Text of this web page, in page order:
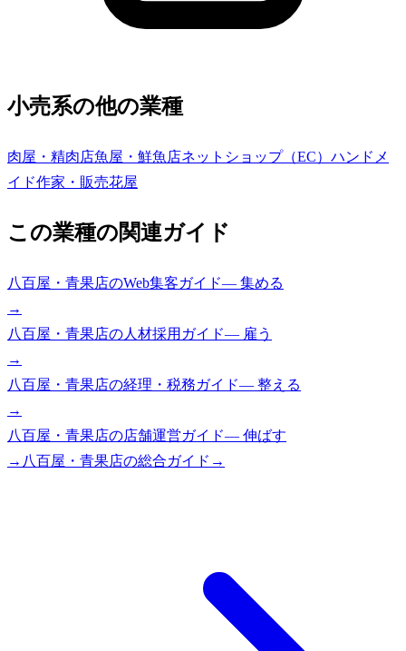
小売系の他の業種
肉屋・精肉店魚屋・鮮魚店ネットショップ（EC） ハンドメ
イド作家・販売花屋
この業種の関連ガイド
八百屋・青果店のWeb集客ガイド— 集める
→
八百屋・青果店の人材採用ガイド— 雇う
→
八百屋・青果店の経理・税務ガイド— 整える
→
八百屋・青果店の店舗運営ガイド— 伸ばす
→ 八百屋・青果店の総合ガイド →